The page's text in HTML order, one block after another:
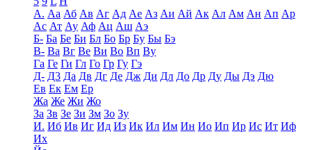
А. Аа Аб Ав Аг Ад Ае Аз Аи Ай Ак Ал Ам Ан Ап Ар
Ас Ат Ау Аф Ац Аш Аэ
Б- Ба Бе Би Бл Бо Бр Бу Бы Бэ
В- Ва Вг Ве Ви Во Вп Ву
Га Ге Ги Гл Го Гр Гу Гэ
Д- Д3 Да Дв Дг Де Дж Ди Дл До Др Ду Ды Дэ Дю
Ев Ек Ем Ер
Жа Же Жи Жо
За Зв Зе Зи Зм Зо Зу
И. Иб Ив Иг Ид Из Ик Ил Им Ин Ио Ип Ир Ис Ит Иф
Их